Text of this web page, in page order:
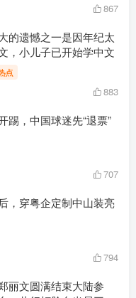
867
的遗憾之一是因年纪太
，小儿子已开始学中文
点
883
踢，中国球迷先“退票”
707
，穿粤企定制中山装亮
794
丽文圆满结束大陆参